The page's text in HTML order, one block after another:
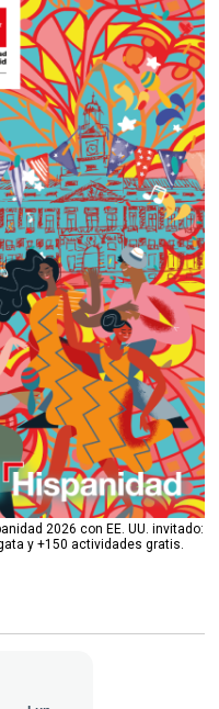
2026 con EE. UU. invitado:
y +150 actividades gratis.